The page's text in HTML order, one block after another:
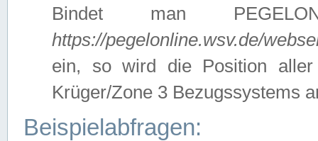
Bindet man
https://pegelonline.wsv.de/
ein, so wird die Position
Krüger/Zone 3 Bezugssystems
Beispielabfragen: